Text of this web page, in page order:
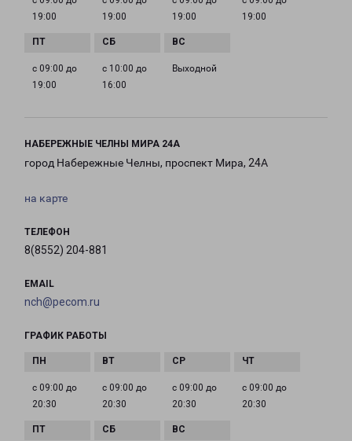
19:00
19:00
19:00
19:00
с 09:00 до
19:00
с 10:00 до
16:00
Выходной
НАБЕРЕЖНЫЕ ЧЕЛНЫ МИРА 24А
город Набережные Челны, проспект Мира, 24А
на карте
ТЕЛЕФОН
8(8552) 204-881
EMAIL
nch@pecom.ru
ГРАФИК РАБОТЫ
с 09:00 до
20:30
с 09:00 до
20:30
с 09:00 до
20:30
с 09:00 до
20:30